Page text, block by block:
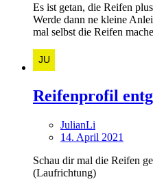
Es ist getan, die Reifen
Werde dann ne kleine
mal selbst die Reifen
Reifenprofil
JulianLi
14. April 2021
Schau dir mal die Reifen
(Laufrichtung)